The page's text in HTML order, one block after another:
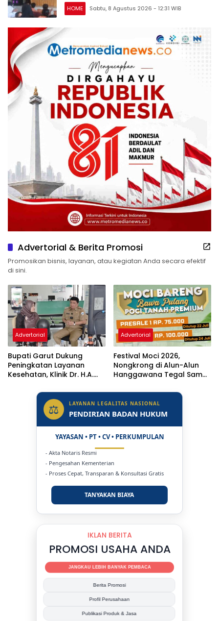
HOME Sabtu, 8 Agustus 2026 - 12:31 WIB
Advertorial & Berita Promosi
Promosikan bisnis, layanan, atau kegiatan Anda secara efektif
di sini.
Advertorial
Bupati Garut Dukung
Peningkatan Layanan
Kesehatan, Klinik Dr. H.A.
Status Jadi Rumah Sakit
Advertorial
Festival Moci 2026,
Nongkrong di Alun-Alun
Hanggawana Tegal Sambil
⚖ LAYANAN LEGALITAS NASIONAL
PENDIRIAN BADAN HUKUM
YAYASAN • PT • CV • PERKUMPULAN
- Akta Notaris Resmi
- Pengesahan Kementerian
- Proses Cepat, Transparan & Konsultasi Gratis
TANYAKAN BIAYA
IKLAN BERITA
PROMOSI USAHA ANDA
JANGKAU LEBIH BANYAK PEMBACA
Berita Promosi
Profil Perusahaan
Publikasi Produk & Jasa